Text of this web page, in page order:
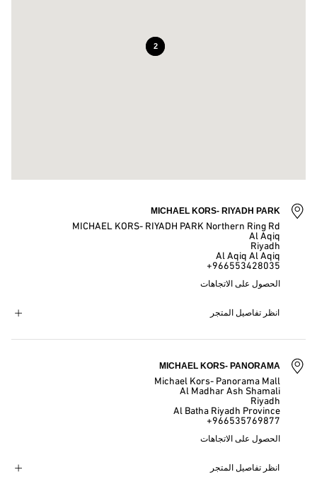
7
2
MICHAEL KORS- RIYADH PARK
MICHAEL KORS- RIYADH PARK Northern Ring Rd
Al Aqiq
Riyadh
Al Aqiq Al Aqiq
+966553428035
الحصول على الاتجاهات
انظر تفاصيل المتجر
MICHAEL KORS- PANORAMA
Michael Kors- Panorama Mall
Al Madhar Ash Shamali
Riyadh
Al Batha Riyadh Province
+966535769877
الحصول على الاتجاهات
انظر تفاصيل المتجر